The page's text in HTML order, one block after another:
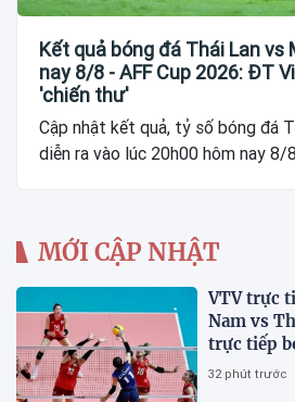
Kết quả bóng đá Thái Lan vs
nay 8/8 - AFF Cup 2026: ĐT
'chiến thư'
Cập nhật kết quả, tỷ số bóng đá
diễn ra vào lúc 20h00 hôm nay 8/
MỚI CẬP NHẬT
VTV trực
Nam vs
trực tiếp
V.Cup
32 phút trước